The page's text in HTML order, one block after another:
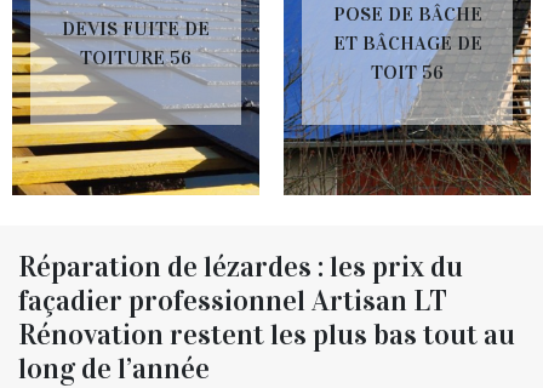
DEVIS FUITE DE
TOITURE 56
POSE DE BÂCHE
ET BÂCHAGE DE
TOIT 56
Réparation de lézardes : les prix du
façadier professionnel Artisan LT
Rénovation restent les plus bas tout au
long de l’année